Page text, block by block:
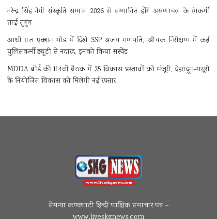
नरेन्द्र सिंह नेगी संस्कृति सम्मान 2026 से सम्मानित होंगे अरुणाचल के रंगकर्मी
ताई तुगुंग
आधी रात एक्शन मोड में दिखे SSP अजय गणपति, औचक निरीक्षण में कई
पुलिसकर्मी ड्यूटी से नदारद, इनको किया सस्पेंड
MDDA बोर्ड की 114वीं बैठक में 25 विकास प्रस्तावों को मंजूरी, देहरादून-मसूरी
के नियोजित विकास को मिलेगी नई रफ्तार
सेमन्या कण्वघाटी हिन्दी पाक्षिक समाचार पत्र –